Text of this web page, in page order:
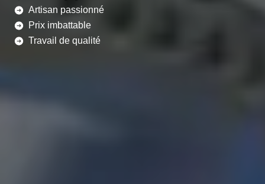
Artisan passionné
Prix imbattable
Travail de qualité